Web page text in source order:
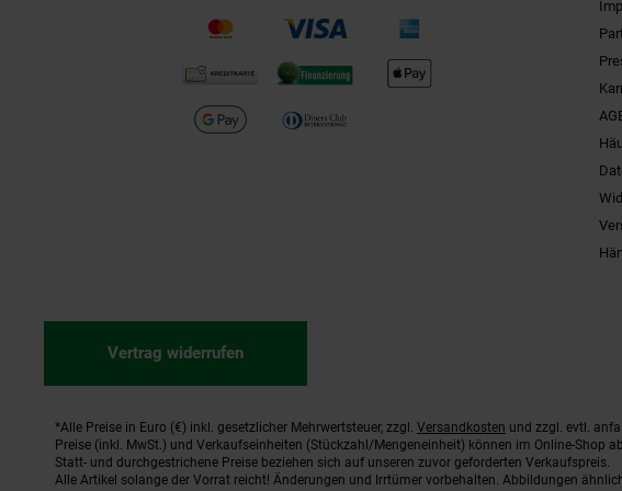
Vertrag widerrufen
Fußnoten
*Alle Preise in Euro (€) inkl. gesetzlicher Mehrwertsteuer, zzgl. Versandkosten und zzgl. evtl.
Preise (inkl. MwSt.) und Verkaufseinheiten (Stückzahl/Mengeneinheit) können im Online-Shop
Statt- und durchgestrichene Preise beziehen sich auf unseren zuvor geforderten Verkaufspreis.
Alle Artikel solange der Vorrat reicht! Änderungen und Irrtümer vorbehalten. Abbildungen